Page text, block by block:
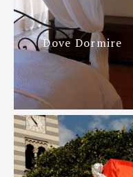
Dove Dormire